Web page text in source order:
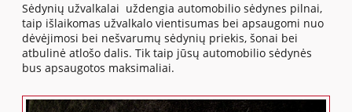
Sėdynių užvalkalai uždengia automobilio sėdynes pilnai,
taip išlaikomas užvalkalo vientisumas bei apsaugomi nuo
dėvėjimosi bei nešvarumų sėdynių priekis, šonai bei
atbulinė atlošo dalis. Tik taip jūsų automobilio sėdynės
bus apsaugotos maksimaliai.